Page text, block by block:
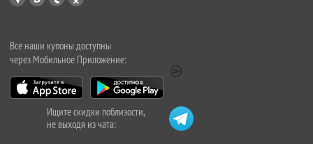
Все наши купоны доступны
через Мобильное Приложение:
Ищите скидки поблизости,
не выходя из чата: